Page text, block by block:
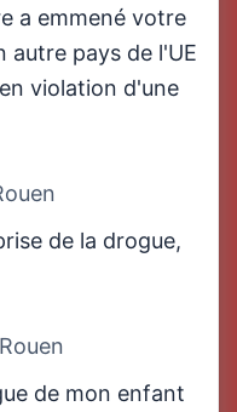
a emmené votre
autre pays de l'UE
violation d'une
de la drogue,
de mon enfant